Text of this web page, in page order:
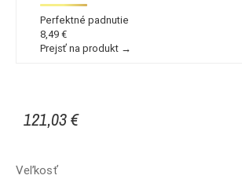
Perfektné padnutie
8,49 €
Prejsť na produkt →
121,03 €
Veľkosť